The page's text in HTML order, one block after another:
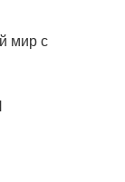
мир с